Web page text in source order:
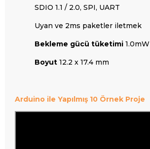
SDIO 1.1 / 2.0, SPI, UART
Uyan ve 2ms paketler iletmek
Bekleme gücü tüketimi 1.0mW
Boyut 12.2 x 17.4 mm
Arduino ile Yapılmış 10 Örnek Proje